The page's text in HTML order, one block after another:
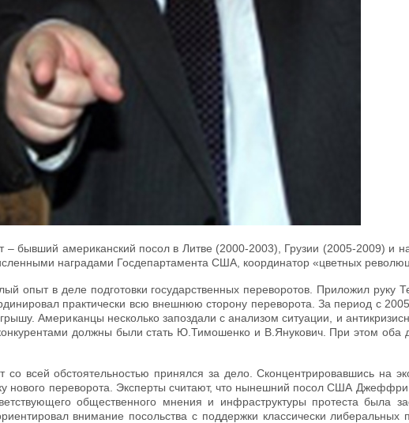
американский посол в Литве (2000-2003), Грузии (2005-2009) и
наградами Госдепартамента США, координатор «цветных
опыт в деле подготовки государственных переворотов. Приложил
практически всю внешнюю сторону переворота. За период с
Американцы несколько запоздали с анализом ситуации, и
должны были стать Ю.Тимошенко и В.Янукович. При этом
всей обстоятельностью принялся за дело. Сконцентрировавшись на
нового переворота. Эксперты считают, что нынешний посол США
общественного мнения и инфраструктуры протеста была
внимание посольства с поддержки классически либеральных